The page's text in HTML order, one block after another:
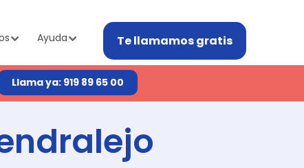
Ayuda Te llamamos gratis
Llama ya: 919 89 65 00